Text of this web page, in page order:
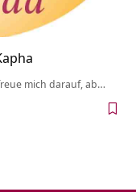
mich darauf, ab…